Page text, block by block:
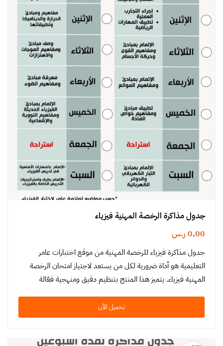
جدول مذاكرة الرخصة المهنية فيزياء
0,00 ر.س
جدول مذاكرة فيزياء للرخصة المهنية من موقع اختبارات عامر
التعليمية هو أداة ضرورية لكل من يستعد لاجتياز امتحان الرخصة
المهنية فيزياء. يتميز هذا المنتج بتنظيم دقيق ومنهجية فعّالة
تحميل الآن